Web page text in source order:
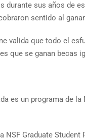
sus años de
sentido al
valida que todo el
que se ganan
es un programa de
NSF Graduate